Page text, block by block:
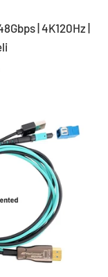
| 4K120Hz |